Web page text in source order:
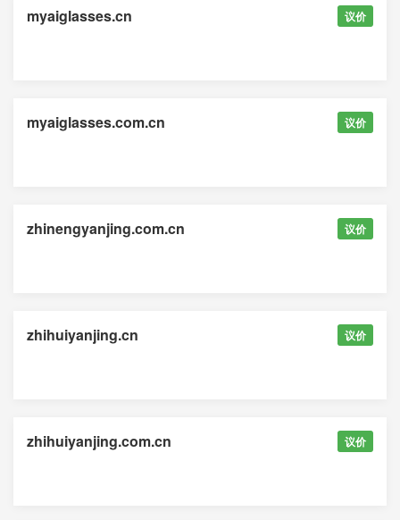
myaiglasses.cn 议价
myaiglasses.com.cn 议价
zhinengyanjing.com.cn 议价
zhihuiyanjing.cn 议价
zhihuiyanjing.com.cn 议价